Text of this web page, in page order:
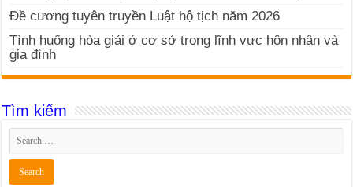
Đề cương tuyên truyền Luật hộ tịch năm 2026
Tình huống hòa giải ở cơ sở trong lĩnh vực hôn nhân và
gia đình
Tìm kiếm